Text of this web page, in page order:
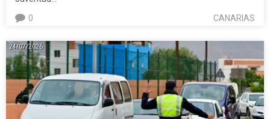
CANARIAS
0
24/07/2026